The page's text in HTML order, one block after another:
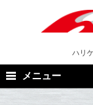
ハリ
メニュー